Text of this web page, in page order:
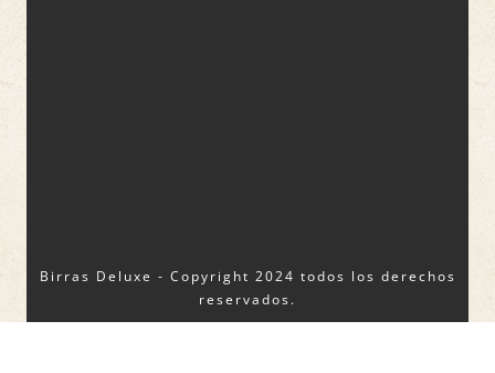
Birras Deluxe - Copyright 2024 todos los derechos
reservados.